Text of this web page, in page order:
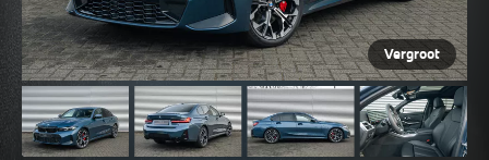
Vergroot